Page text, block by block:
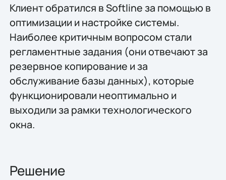
Клиент обратился в Softline за помощью в
оптимизации и настройке системы.
Наиболее критичным вопросом стали
регламентные задания (они отвечают за
резервное копирование и за
обслуживание базы данных), которые
функционировали неоптимально и
выходили за рамки технологического
окна.
Решение